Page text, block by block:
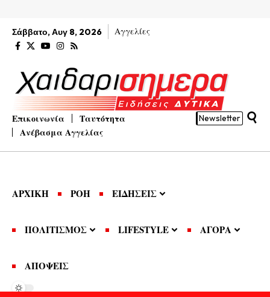
Σάββατο, Αυγ 8, 2026 Αγγελίες
Επικοινωνία
Ταυτότητα
Ανέβασμα Αγγελίας
Newsletter
ΑΡΧΙΚΗ ΡΟΗ ΕΙΔΗΣΕΙΣ
ΠΟΛΙΤΙΣΜΟΣ LIFESTYLE ΑΓΟΡΑ
ΑΠΟΨΕΙΣ